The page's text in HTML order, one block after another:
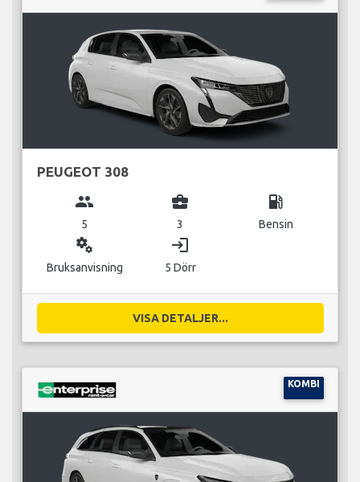
PEUGEOT 308
group
5
business_center
3
local_gas_station
Bensin
miscellaneous_services
Bruksanvisning
login
5 Dörr
VISA DETALJER...
KOMBI